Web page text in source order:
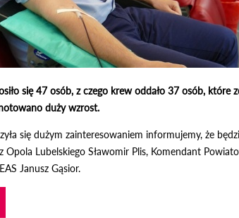
się 47 osób, z czego krew oddało 37 osób,
duży wzrost.
się dużym zainteresowaniem informujemy, że
Opola Lubelskiego Sławomir Plis, Komendant
Janusz Gąsior.